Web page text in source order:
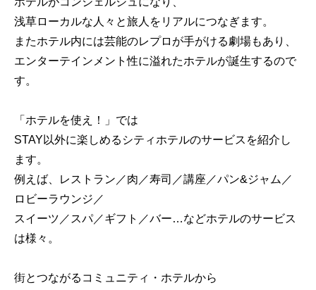
浅草ローカルな人々と旅人をリアルにつなぎます。
またホテル内には芸能のレプロが手がける劇場もあり、
エンターテインメント性に溢れたホテルが誕生するので
す。
「ホテルを使え！」では
STAY以外に楽しめるシティホテルのサービスを紹介し
ます。
例えば、レストラン／肉／寿司／講座／パン&ジャム／
ロビーラウンジ／
スイーツ／スパ／ギフト／バー…などホテルのサービス
は様々。
街とつながるコミュニティ・ホテルから